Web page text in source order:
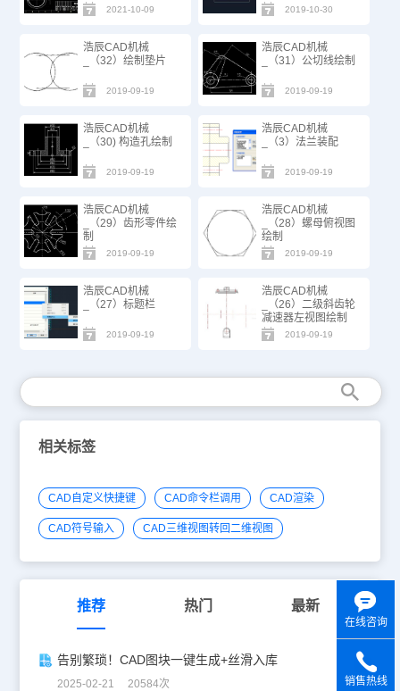
2021-10-09 2019-10-30
浩辰CAD机械
_（32）绘制垫片
2019-09-19
浩辰CAD机械
_（31）公切线绘制
2019-09-19
浩辰CAD机械
_（30) 构造孔绘制
2019-09-19
浩辰CAD机械
_（3）法兰装配
2019-09-19
浩辰CAD机械
_（29）齿形零件绘
制
2019-09-19
浩辰CAD机械
_（28）螺母俯视图
绘制
2019-09-19
浩辰CAD机械
_（27）标题栏
2019-09-19
浩辰CAD机械
_（26）二级斜齿轮
减速器左视图绘制
2019-09-19
相关标签
CAD自定义快捷键 CAD命令栏调用 CAD渲染
CAD符号输入 CAD三维视图转回二维视图
推荐 热门 最新
告别繁琐！CAD图块一键生成+丝滑入库
2025-02-21 20584次
在线咨询
销售热线